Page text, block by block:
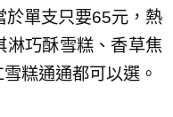
於單支只要65元，熱
淋巧酥雪糕、香草焦
糕通通都可以選。